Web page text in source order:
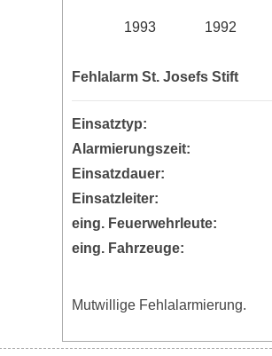
1993 1992
Fehlalarm St. Josefs Stift
Einsatztyp:
Alarmierungszeit:
Einsatzdauer:
Einsatzleiter:
eing. Feuerwehrleute:
eing. Fahrzeuge:
Mutwillige Fehlalarmierung.